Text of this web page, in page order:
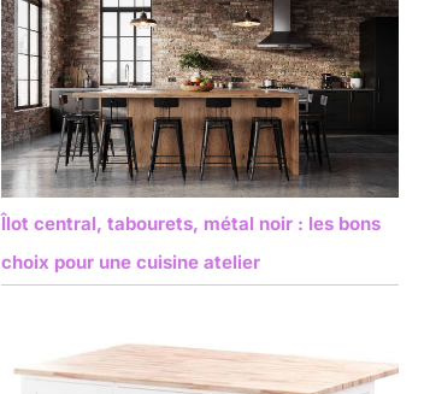
Îlot central, tabourets, métal noir : les bons
choix pour une cuisine atelier